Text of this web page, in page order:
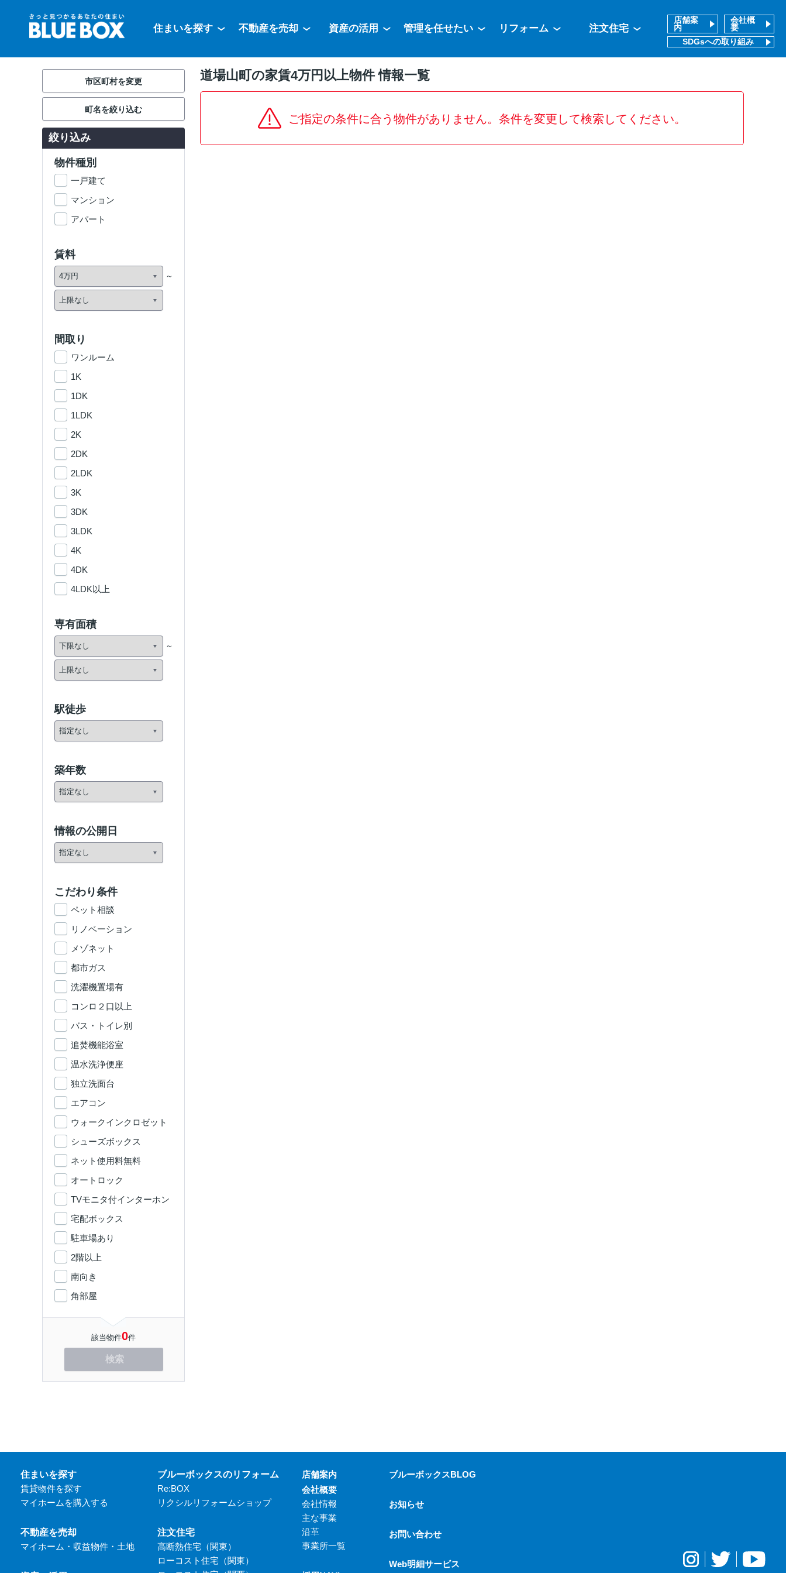
住まいを探す 不動産を売却 資産の活用 管理を任せたい リフォーム 注文住宅
店舗案
内
会社概
要
SDGsへの取り組み
道場山町の家賃4万円以上物件 情報一覧
ご指定の条件に合う物件がありません。条件を変更して検索してください。
市区町村を変更
町名を絞り込む
絞り込み
物件種別
一戸建て
マンション
アパート
賃料
間取り
ワンルーム
1K
1DK
1LDK
2K
2DK
2LDK
3K
3DK
3LDK
4K
4DK
4LDK以上
専有面積
駅徒歩
築年数
情報の公開日
こだわり条件
ペット相談
リノベーション
メゾネット
都市ガス
洗濯機置場有
コンロ２口以上
バス・トイレ別
追焚機能浴室
温水洗浄便座
独立洗面台
エアコン
ウォークインクロゼット
シューズボックス
ネット使用料無料
オートロック
TVモニタ付インターホン
宅配ボックス
駐車場あり
2階以上
南向き
角部屋
該当物件0件
検索
住まいを探す
賃貸物件を探す
マイホームを購入する
不動産を売却
マイホーム・収益物件・土地
ブルーボックスのリフォーム
Re:BOX
リクシルリフォームショップ
注文住宅
高断熱住宅（関東）
ローコスト住宅（関東）
店舗案内
会社概要
会社情報
主な事業
沿革
事業所一覧
ブルーボックスBLOG
お知らせ
お問い合わせ
Web明細サービス